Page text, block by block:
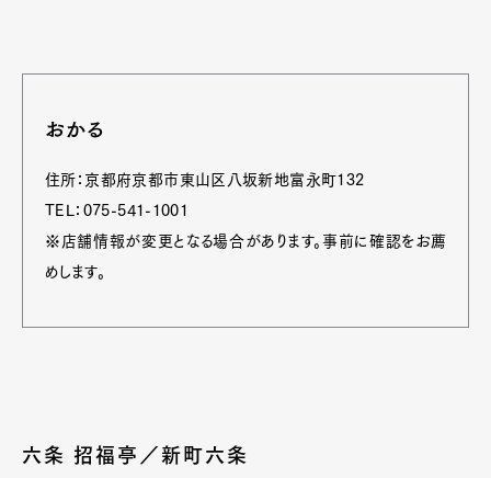
おかる
住所：京都府京都市東山区八坂新地富永町132
TEL：075-541-1001
※店舗情報が変更となる場合があります。事前に確認をお薦
めします。
六条 招福亭／新町六条